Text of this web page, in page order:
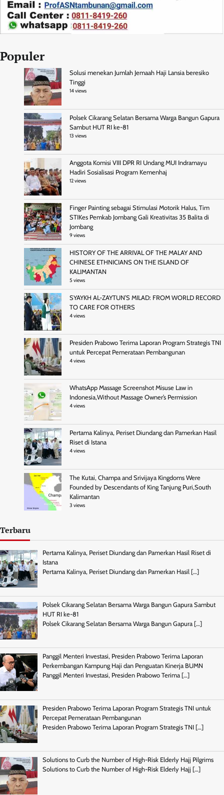
Populer
Solusi menekan Jumlah Jemaah Haji Lansia beresiko
Tinggi
14 views
Polsek Cikarang Selatan Bersama Warga Bangun Gapura
Sambut HUT RI ke-81
13 views
Anggota Komisi VIII DPR RI Undang MUI Indramayu
Hadiri Sosialisasi Program Kemenhaj
12 views
Finger Painting sebagai Stimulasi Motorik Halus, Tim
STIKes Pemkab Jombang Gali Kreativitas 35 Balita di
Jombang
9 views
HISTORY OF THE ARRIVAL OF THE MALAY AND
CHINESE ETHNICIANS ON THE ISLAND OF
KALIMANTAN
5 views
SYAYKH AL-ZAYTUN’S MILAD: FROM WORLD RECORD
TO CARE FOR OTHERS
4 views
Presiden Prabowo Terima Laporan Program Strategis TNI
untuk Percepat Pemerataan Pembangunan
4 views
WhatsApp Massage Screenshot Misuse Law in
Indonesia,Without Massage Owner’s Permission
4 views
Pertama Kalinya, Periset Diundang dan Pamerkan Hasil
Riset di Istana
4 views
The Kutai, Champa and Srivijaya Kingdoms Were
Founded by Descendants of King Tanjung Puri,South
Kalimantan
3 views
Terbaru
Pertama Kalinya, Periset Diundang dan Pamerkan Hasil Riset di
Istana
Pertama Kalinya, Periset Diundang dan Pamerkan Hasil […]
Polsek Cikarang Selatan Bersama Warga Bangun Gapura Sambut
HUT RI ke-81
Polsek Cikarang Selatan Bersama Warga Bangun Gapura […]
Panggil Menteri Investasi, Presiden Prabowo Terima Laporan
Perkembangan Kampung Haji dan Penguatan Kinerja BUMN
Panggil Menteri Investasi, Presiden Prabowo Terima […]
Presiden Prabowo Terima Laporan Program Strategis TNI untuk
Percepat Pemerataan Pembangunan
Presiden Prabowo Terima Laporan Program Strategis TNI […]
Solutions to Curb the Number of High-Risk Elderly Hajj Pilgrims
Solutions to Curb the Number of High-Risk Elderly Hajj […]